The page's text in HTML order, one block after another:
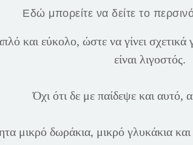
Εδώ μπορείτε να δείτε το
και εύκολο, ώστε να γίνει
είναι λιγοστός.
Όχι ότι δε με παίδεψε και αυτό,
μικρό δωράκια, μικρό γλυκάκια και